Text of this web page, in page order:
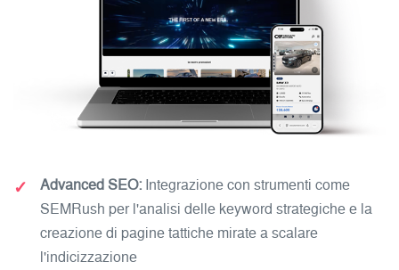
✓ Advanced SEO: Integrazione con strumenti come
SEMRush per l'analisi delle keyword strategiche e la
creazione di pagine tattiche mirate a scalare
l'indicizzazione